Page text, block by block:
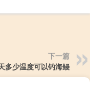
下一篇
多少温度可以钓海鳗